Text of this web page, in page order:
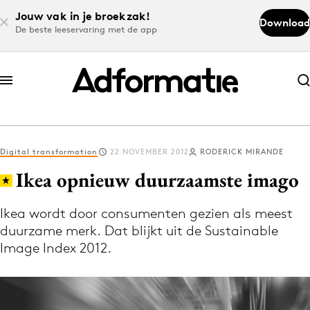
Jouw vak in je broekzak!
De beste leeservaring met de app
Download
Abonneer nu
Abonneer nu
Log in
Download de app
Volg het laatste nieuws via de Adformatie
Digital transformation 22 NOVEMBER 2012 RODERICK MIRANDE
Ikea opnieuw duurzaamste imago
Ikea wordt door consumenten gezien als meest
duurzame merk. Dat blijkt uit de Sustainable
Image Index 2012.